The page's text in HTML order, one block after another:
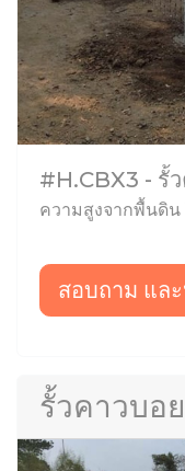
#H.CBX3 - รั้
ความสูงจากพื้นดิน
สอบถาม แล
รั้วคาวบอ